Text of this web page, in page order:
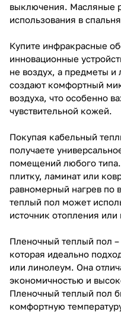
выключения. Масляные
использования в
Купите инфракрасные
инновационные
не воздух, а предметы
создают комфортный
воздуха, что особенно
чувствительной кожей.
Покупая кабельный
получаете
помещений любого
плитку, ламинат или
равномерный нагрев по
теплый пол может
источник отопления
Пленочный теплый пол –
которая идеально
или линолеум. Она
экономичностью и
Пленочный теплый пол
комфортную